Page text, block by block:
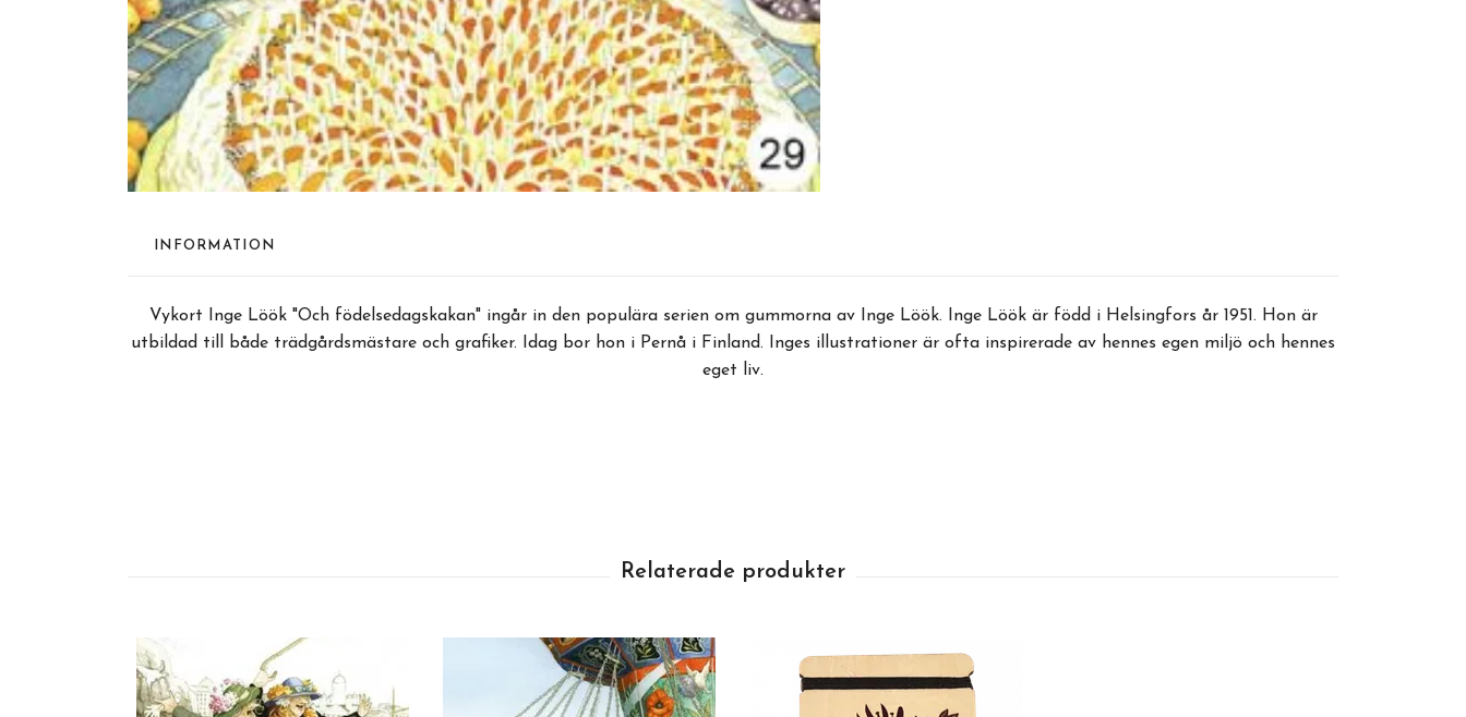
INFORMATION
Vykort Inge Löök "Och födelsedagskakan" ingår in den populära serien om gummorna av Inge Löök. Inge Löök är född i Helsingfors år 1951. Hon är
utbildad till både trädgårdsmästare och grafiker. Idag bor hon i Pernå i Finland. Inges illustrationer är ofta inspirerade av hennes egen miljö och hennes
eget liv.